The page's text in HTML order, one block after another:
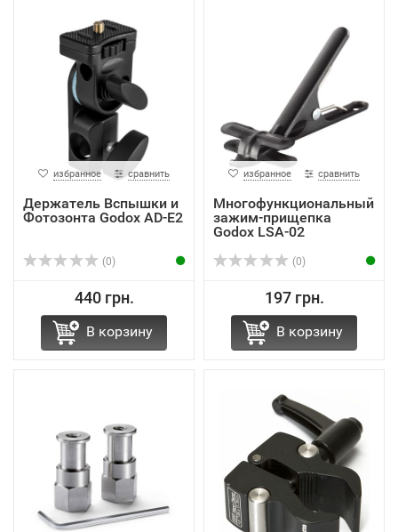
избранное сравнить
Держатель Вспышки и
Фотозонта Godox AD-E2
(0)
440 грн.
В корзину
избранное сравнить
Многофункциональный
зажим-прищепка
Godox LSA-02
(0)
197 грн.
В корзину